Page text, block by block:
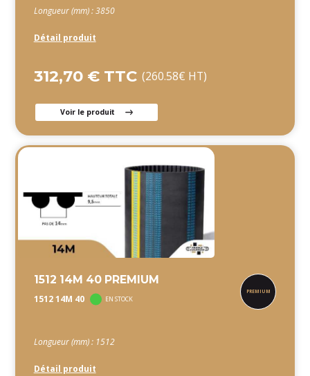
Longueur (mm) : 3850
Détail produit
312,70 € TTC (260.58€ HT)
Voir le produit
1512 14M 40 PREMIUM
1512 14M 40 EN STOCK
Longueur (mm) : 1512
Détail produit